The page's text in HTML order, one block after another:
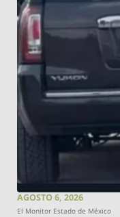
AGOSTO 6, 2026
El Monitor Estado de México